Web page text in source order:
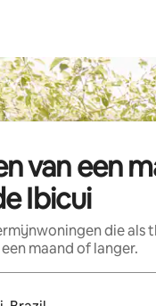
van een
Ibicui
die als
maand of langer.